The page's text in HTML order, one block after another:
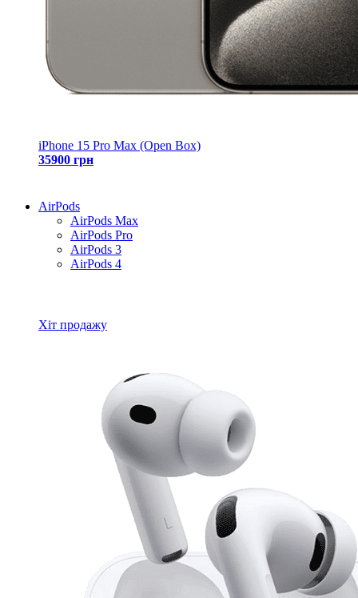
iPhone 15 Pro Max (Open Box)
35900 грн
AirPods
AirPods Max
AirPods Pro
AirPods 3
AirPods 4
Хіт продажу